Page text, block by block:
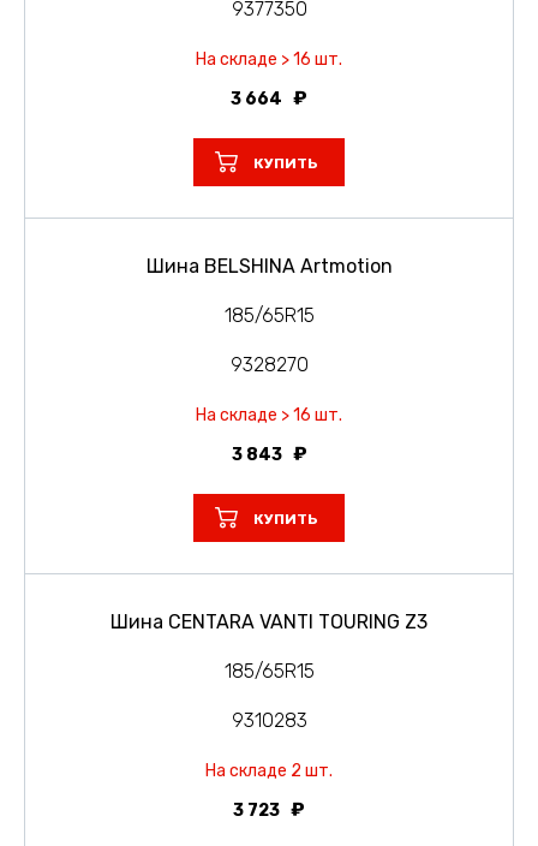
9377350
На складе > 16 шт.
3 664
КУПИТЬ
Шина BELSHINA Artmotion
185/65R15
9328270
На складе > 16 шт.
3 843
КУПИТЬ
Шина CENTARA VANTI TOURING Z3
185/65R15
9310283
На складе 2 шт.
3 723